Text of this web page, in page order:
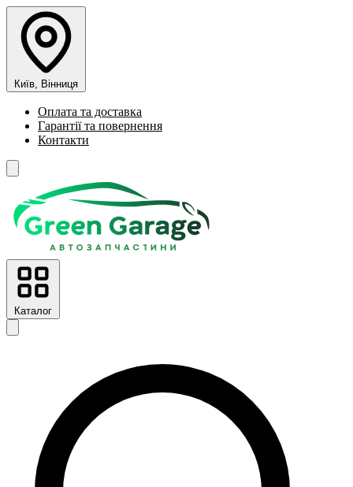
Київ, Вінниця
Оплата та доставка
Гарантії та повернення
Контакти
Каталог